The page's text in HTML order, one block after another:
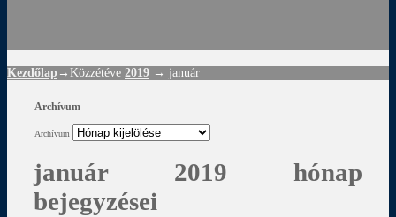
Kezdőlap →Közzétéve 2019 → január
Archívum
Archívum
január 2019 hónap
bejegyzései